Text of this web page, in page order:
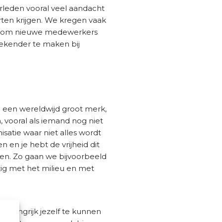
vooral veel aandacht
krijgen. We kregen vaak
nieuwe medewerkers
te maken bij
een wereldwijd groot merk,
als iemand nog niet
waar niet alles wordt
en je hebt de vrijheid dit
Zo gaan we bijvoorbeeld
met het milieu en met
jezelf te kunnen